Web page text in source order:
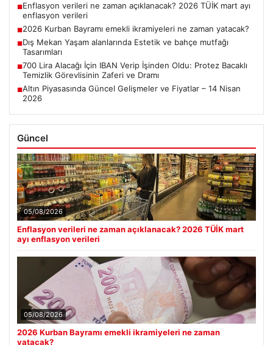
■Enflasyon verileri ne zaman açıklanacak? 2026 TÜİK mart ayı
enflasyon verileri
■2026 Kurban Bayramı emekli ikramiyeleri ne zaman yatacak?
■Dış Mekan Yaşam alanlarında Estetik ve bahçe mutfağı
Tasarımları
■700 Lira Alacağı İçin IBAN Verip İşinden Oldu: Protez Bacaklı
Temizlik Görevlisinin Zaferi ve Dramı
■Altın Piyasasında Güncel Gelişmeler ve Fiyatlar – 14 Nisan
2026
Güncel
05/08/2026
Enflasyon verileri ne zaman açıklanacak? 2026 TÜİK mart
ayı enflasyon verileri
05/08/2026
2026 Kurban Bayramı emekli ikramiyeleri ne zaman
yatacak?